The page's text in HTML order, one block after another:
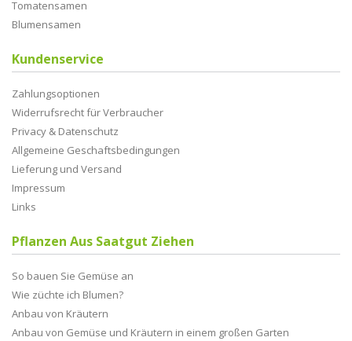
Tomatensamen
Blumensamen
Kundenservice
Zahlungsoptionen
Widerrufsrecht für Verbraucher
Privacy & Datenschutz
Allgemeine Geschaftsbedingungen
Lieferung und Versand
Impressum
Links
Pflanzen Aus Saatgut Ziehen
So bauen Sie Gemüse an
Wie züchte ich Blumen?
Anbau von Kräutern
Anbau von Gemüse und Kräutern in einem großen Garten